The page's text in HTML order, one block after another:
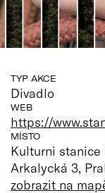
TYP AKCE
Divadlo
WEB
https://
MÍSTO
Kulturni stanice
Arkalycká 3,
zobrazit na